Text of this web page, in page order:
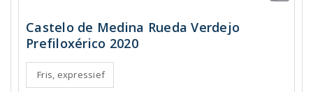
Castelo de Medina Rueda Verdejo
Prefiloxérico 2020
Fris, expressief